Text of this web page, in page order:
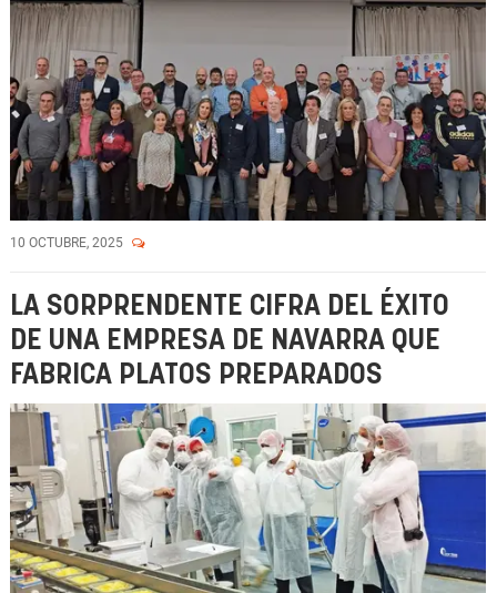
10 OCTUBRE, 2025
LA SORPRENDENTE CIFRA DEL ÉXITO
DE UNA EMPRESA DE NAVARRA QUE
FABRICA PLATOS PREPARADOS